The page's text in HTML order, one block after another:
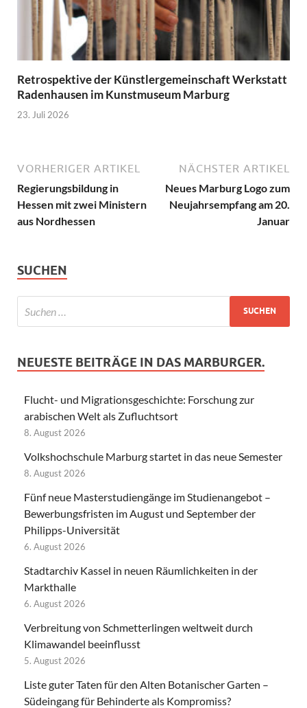
Retrospektive der Künstlergemeinschaft Werkstatt
Radenhausen im Kunstmuseum Marburg
23. Juli 2026
VORHERIGER ARTIKEL
Regierungsbildung in
Hessen mit zwei Ministern
aus Nordhessen
NÄCHSTER ARTIKEL
Neues Marburg Logo zum
Neujahrsempfang am 20.
Januar
SUCHEN
NEUESTE BEITRÄGE IN DAS MARBURGER.
Flucht- und Migrationsgeschichte: Forschung zur
arabischen Welt als Zufluchtsort
8. August 2026
Volkshochschule Marburg startet in das neue Semester
8. August 2026
Fünf neue Masterstudiengänge im Studienangebot –
Bewerbungsfristen im August und September der
Philipps-Universität
6. August 2026
Stadtarchiv Kassel in neuen Räumlichkeiten in der
Markthalle
6. August 2026
Verbreitung von Schmetterlingen weltweit durch
Klimawandel beeinflusst
5. August 2026
Liste guter Taten für den Alten Botanischer Garten –
Südeingang für Behinderte als Kompromiss?